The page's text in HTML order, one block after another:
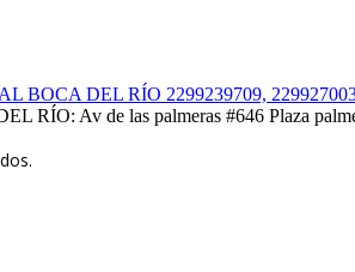
BOCA DEL RÍO 2299239709,
RÍO: Av de las palmeras #646 Plaza